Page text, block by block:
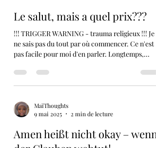
9 mai 2025
2 min de lecture
Le salut, mais a quel prix???
!!! TRIGGER WARNING - trauma religieux !!! Je
pas facile pour moi d'en parler. Longtemps,...
9 mai 2025
2 min de lecture